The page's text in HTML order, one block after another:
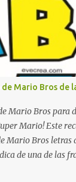
de fiestas
gomas de coche
Mario Bros de
Mario Bros para
Mario! Este
Mario Bros letras
de una de las